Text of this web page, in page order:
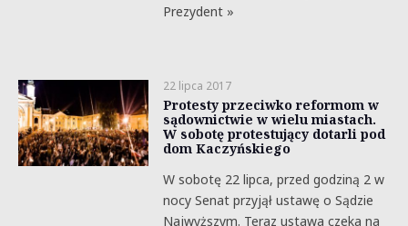
Prezydent »
22 lipca 2017
Protesty przeciwko reformom w
sądownictwie w wielu miastach.
W sobotę protestujący dotarli pod
dom Kaczyńskiego
W sobotę 22 lipca, przed godziną 2 w
nocy Senat przyjął ustawę o Sądzie
Najwyższym. Teraz ustawa czeka na